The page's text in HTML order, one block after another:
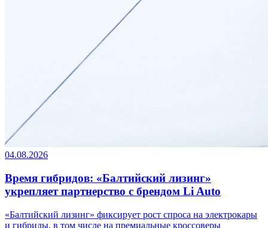
04.08.2026
Время гибридов: «Балтийский лизинг»
укрепляет партнерство с брендом Li Auto
«Балтийский лизинг» фиксирует рост спроса на электрокары
и гибриды, в том числе на премиальные кроссоверы